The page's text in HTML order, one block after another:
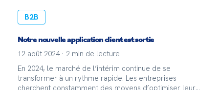
B2B
Notre nouvelle application client est sortie
12 août 2024 · 2 min de lecture
En 2024, le marché de l’intérim continue de se
transformer à un rythme rapide. Les entreprises
cherchent constamment des moyens d’optimiser leurs